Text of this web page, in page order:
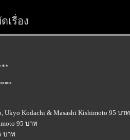
เรื่อง
Ukyo Kodachi & Masashi Kishimoto 95 บาท
95 บาท
บาท